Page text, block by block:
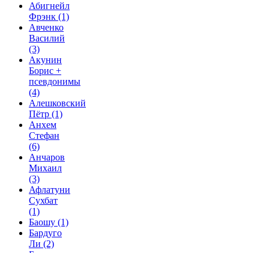
Абигнейл
Фрэнк (1)
Авченко
Василий
(3)
Акунин
Борис +
псевдонимы
(4)
Алешковский
Пётр (1)
Анхем
Стефан
(6)
Анчаров
Михаил
(3)
Афлатуни
Сухбат
(1)
Баошу (1)
Бардуго
Ли (2)